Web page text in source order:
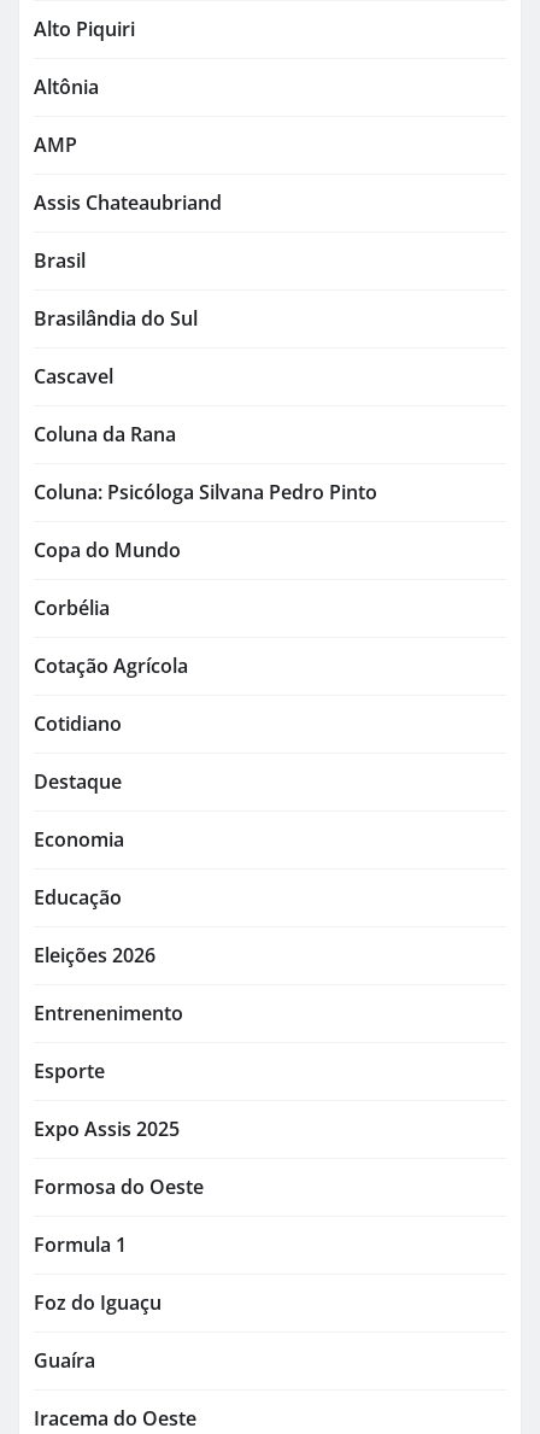
Alto Piquiri
Altônia
AMP
Assis Chateaubriand
Brasil
Brasilândia do Sul
Cascavel
Coluna da Rana
Coluna: Psicóloga Silvana Pedro Pinto
Copa do Mundo
Corbélia
Cotação Agrícola
Cotidiano
Destaque
Economia
Educação
Eleições 2026
Entrenenimento
Esporte
Expo Assis 2025
Formosa do Oeste
Formula 1
Foz do Iguaçu
Guaíra
Iracema do Oeste